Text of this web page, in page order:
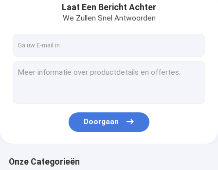
Laat Een Bericht Achter
We Zullen Snel Antwoorden
Doorgaan
Onze Categorieën